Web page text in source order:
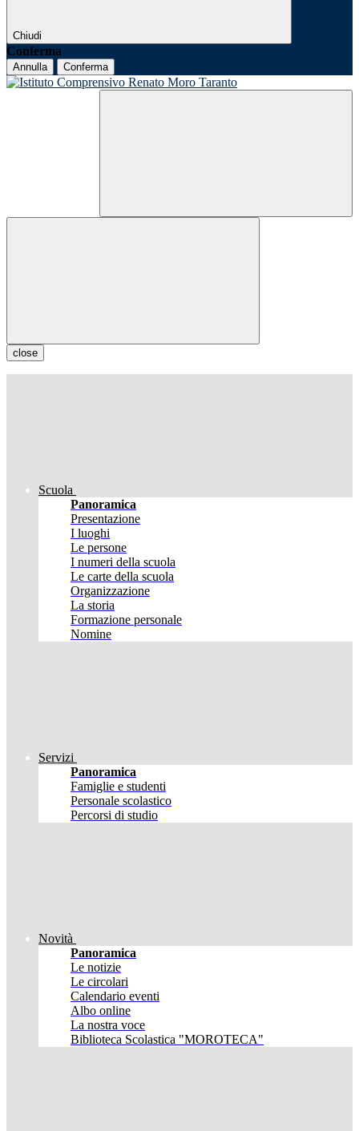
Chiudi
Conferma
Annulla Conferma
close
Scuola
Panoramica
Presentazione
I luoghi
Le persone
I numeri della scuola
Le carte della scuola
Organizzazione
La storia
Formazione personale
Nomine
Servizi
Panoramica
Famiglie e studenti
Personale scolastico
Percorsi di studio
Novità
Panoramica
Le notizie
Le circolari
Calendario eventi
Albo online
La nostra voce
Biblioteca Scolastica "MOROTECA"